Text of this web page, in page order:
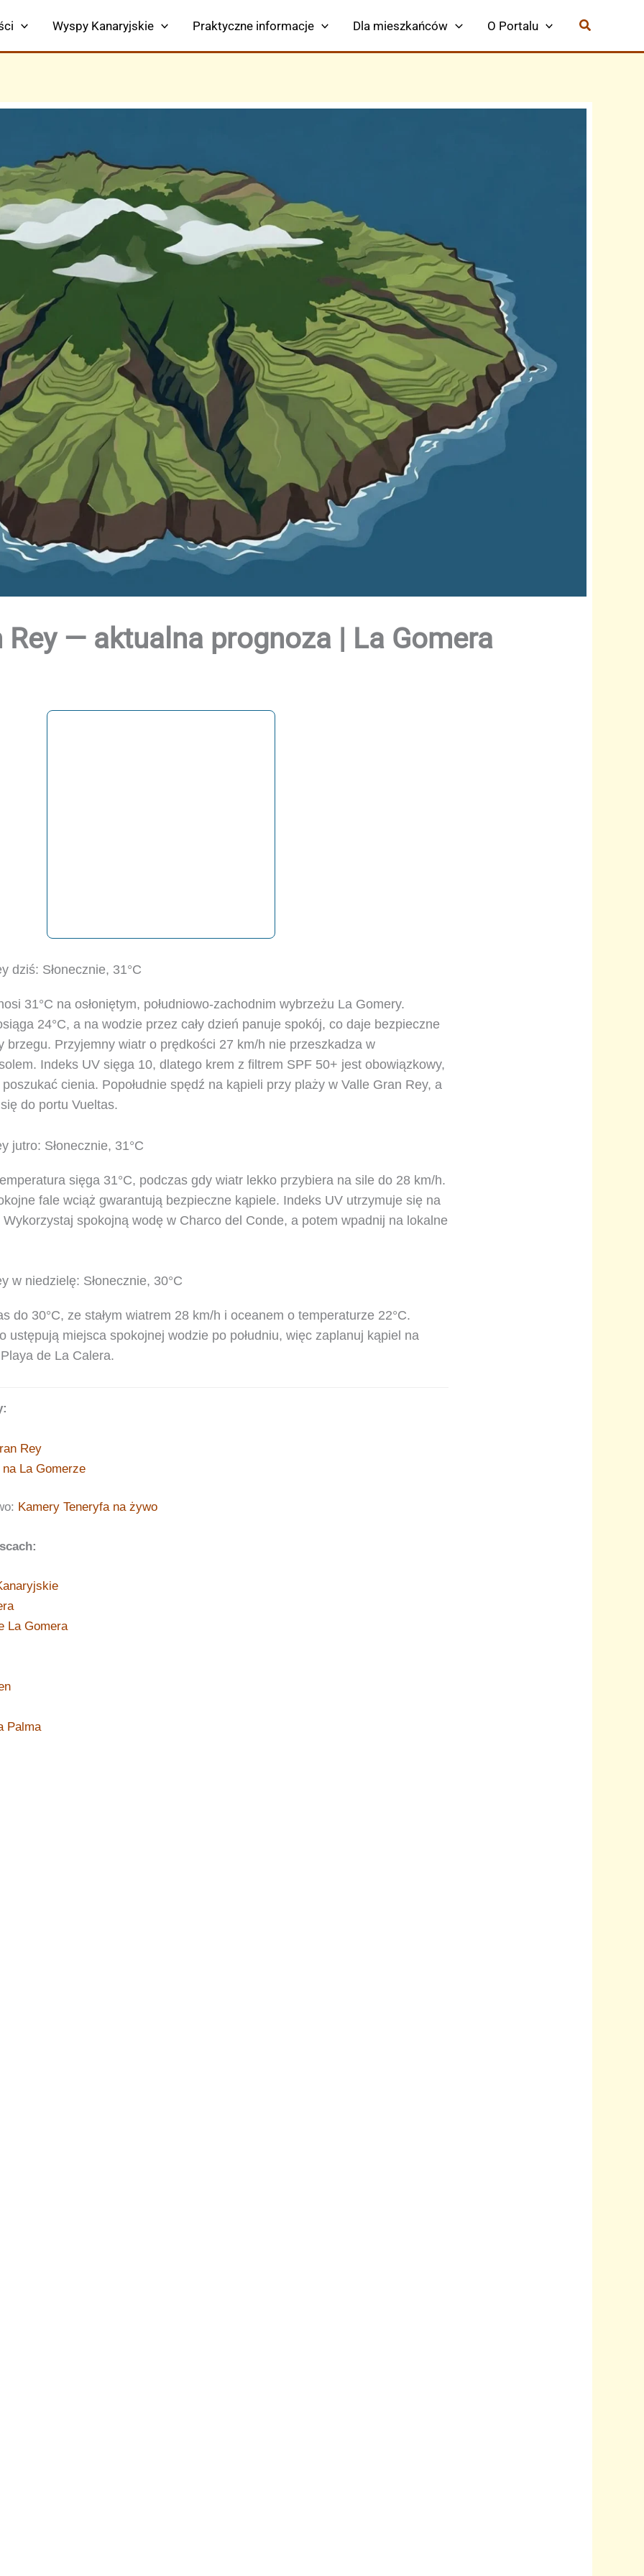
Wyspy Kanaryjskie Praktyczne informacje Dla mieszkańców O Portalu
Rey — aktualna prognoza | La Gomera
dziś: Słonecznie, 31°C
31°C na osłoniętym, południowo-zachodnim wybrzeżu La Gomery.
24°C, a na wodzie przez cały dzień panuje spokój, co daje bezpieczne
brzegu. Przyjemny wiatr o prędkości 27 km/h nie przeszkadza w
Indeks UV sięga 10, dlatego krem z filtrem SPF 50+ jest obowiązkowy,
cienia. Popołudnie spędź na kąpieli przy plaży w Valle Gran Rey, a
do portu Vueltas.
jutro: Słonecznie, 31°C
sięga 31°C, podczas gdy wiatr lekko przybiera na sile do 28 km/h.
fale wciąż gwarantują bezpieczne kąpiele. Indeks UV utrzymuje się na
spokojną wodę w Charco del Conde, a potem wpadnij na lokalne
w niedzielę: Słonecznie, 30°C
do 30°C, ze stałym wiatrem 28 km/h i oceanem o temperaturze 22°C.
ustępują miejsca spokojnej wodzie po południu, więc zaplanuj kąpiel na
de La Calera.
Rey
La Gomerze
Kamery Teneryfa na żywo
La Gomera
Palma